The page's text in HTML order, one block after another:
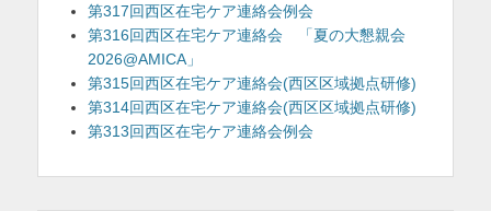
第317回西区在宅ケア連絡会例会
第316回西区在宅ケア連絡会 「夏の大懇親会
2026@AMICA」
第315回西区在宅ケア連絡会(西区区域拠点研修)
第314回西区在宅ケア連絡会(西区区域拠点研修)
第313回西区在宅ケア連絡会例会